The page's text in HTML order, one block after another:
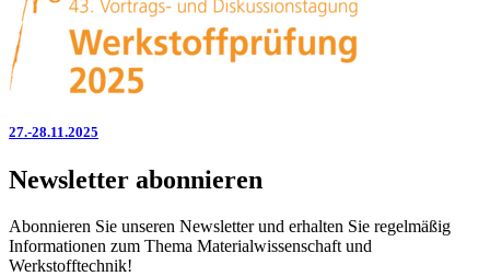
27.-28.11.2025
Newsletter abonnieren
Abonnieren Sie unseren Newsletter und erhalten Sie regelmäßig
Informationen zum Thema Materialwissenschaft und
Werkstofftechnik!